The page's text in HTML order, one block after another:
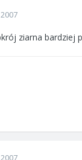
ziarna bardziej